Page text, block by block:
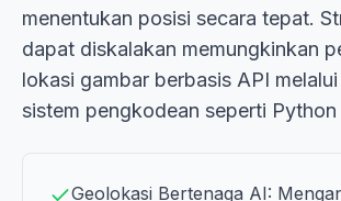
menentukan posisi secara tepat.
dapat diskalakan memungkinkan
lokasi gambar berbasis API
sistem pengkodean seperti Python
Geolokasi Bertenaga AI: